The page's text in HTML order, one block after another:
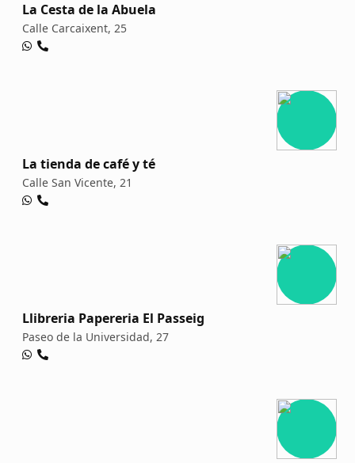
La Cesta de la Abuela
Calle Carcaixent, 25
La tienda de café y té
Calle San Vicente, 21
Llibreria Papereria El Passeig
Paseo de la Universidad, 27